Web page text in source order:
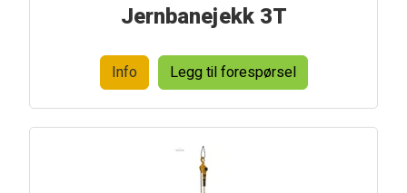
Jernbanejekk 3T
Info Legg til forespørsel